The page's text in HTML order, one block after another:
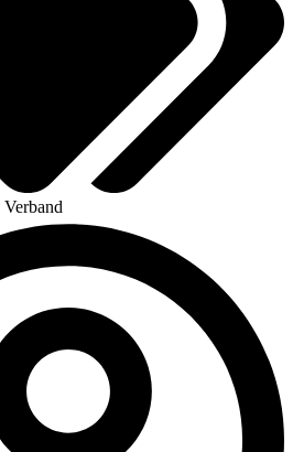
Verband